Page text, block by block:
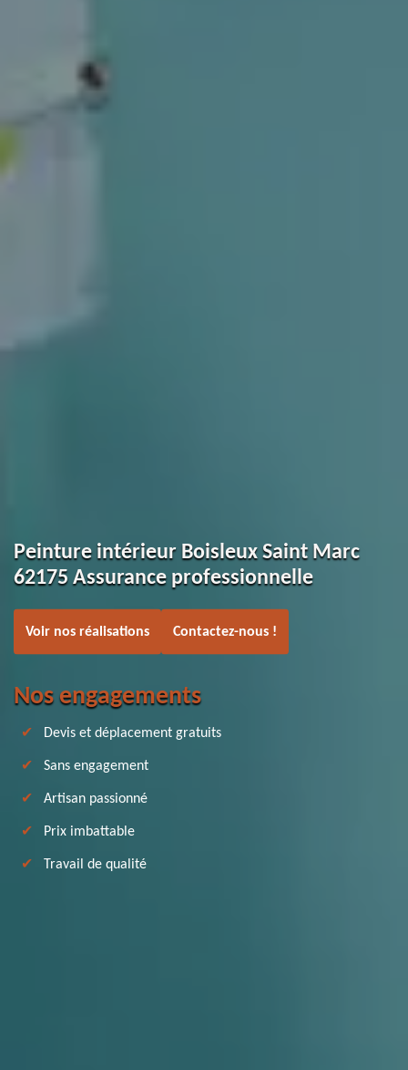
Peinture intérieur Boisleux Saint Marc
62175 Assurance professionnelle
Voir nos réalisations Contactez-nous !
Nos engagements
Devis et déplacement gratuits
Sans engagement
Artisan passionné
Prix imbattable
Travail de qualité